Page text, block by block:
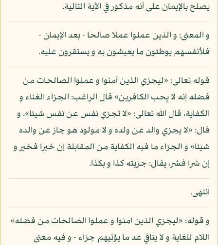
يصلح بالإيمان على أنه مذكور في الآية التالية.
و المعنى: و الذين عملوا عملا صالحا - بعد الإيمان -
فلأنفسهم يوطئون ما يعيشون به و يستقرون عليه.
قوله تعالى: «ليجزي الذين آمنوا و عملوا الصالحات من
فضله إنه لا يحب الكافرين» قال الراغب: الجزاء الغناء و
الكفاية، قال الله تعالى: «لا تجزي نفس عن نفس شيئا»، و
قال: «لا يجزي والد عن ولده و لا مولود هو جاز عن والده
شيئا» و الجزاء ما فيه الكفاية من المقابلة إن خيرا فخير و
إن شرا فشر، يقال: جزيته كذا و بكذا.
انتهى.
و قوله: «ليجزي الذين آمنوا و عملوا الصالحات من فضله»
اللام للغاية و لا ينافي عد ما يؤتيهم جزاء - و فيه معنى